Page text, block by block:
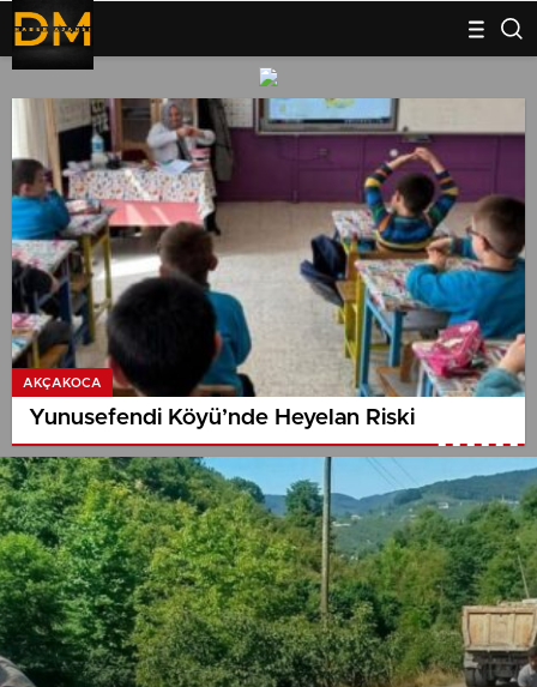
AKÇAKOCA
Yunusefendi Köyü’nde Heyelan Riski